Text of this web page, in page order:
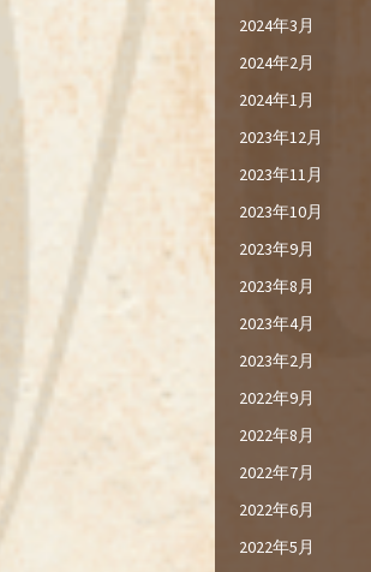
2024年3月
2024年2月
2024年1月
2023年12月
2023年11月
2023年10月
2023年9月
2023年8月
2023年4月
2023年2月
2022年9月
2022年8月
2022年7月
2022年6月
2022年5月